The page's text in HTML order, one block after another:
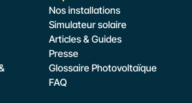
Nos installations
Simulateur solaire
Articles & Guides
Presse
Glossaire Photovoltaïque
FAQ